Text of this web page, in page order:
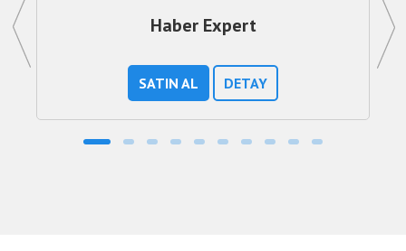
Haber Expert
SATIN AL DETAY